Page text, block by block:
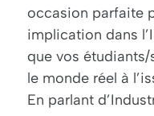
occasion parfaite
implication dans
que vos
le monde réel à
En parlant